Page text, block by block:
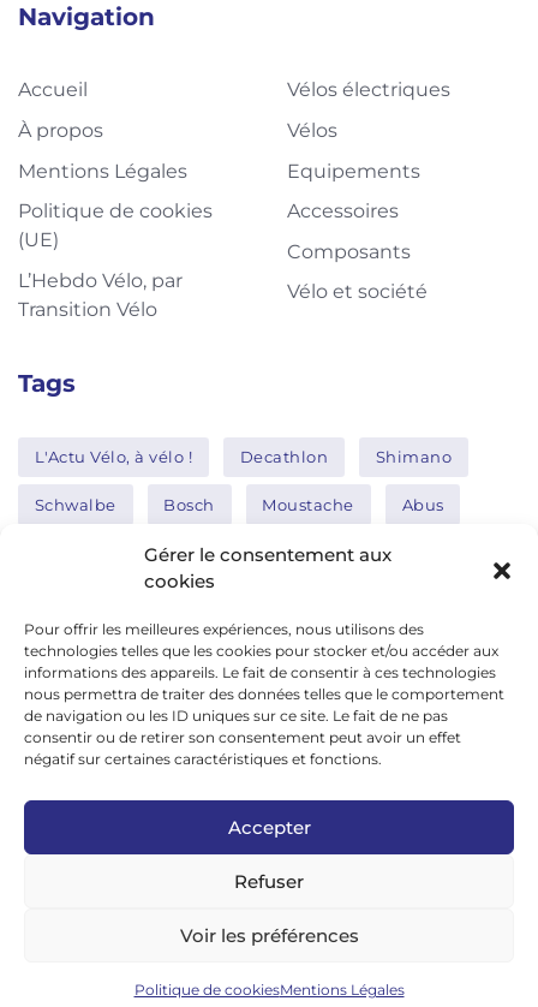
Gérer le consentement aux
cookies
Pour offrir les meilleures expériences, nous utilisons des
technologies telles que les cookies pour stocker et/ou accéder aux
informations des appareils. Le fait de consentir à ces technologies
nous permettra de traiter des données telles que le comportement
de navigation ou les ID uniques sur ce site. Le fait de ne pas
consentir ou de retirer son consentement peut avoir un effet
négatif sur certaines caractéristiques et fonctions.
Accepter
Refuser
Voir les préférences
Politique de cookiesMentions Légales
Navigation
Accueil
À propos
Mentions Légales
Politique de cookies
(UE)
L’Hebdo Vélo, par
Transition Vélo
Vélos électriques
Vélos
Equipements
Accessoires
Composants
Vélo et société
Tags
L'Actu Vélo, à vélo ! Decathlon Shimano
Schwalbe Bosch Moustache Abus
Thule Nakamura
Réseaux sociaux
google news
facebook
twitter